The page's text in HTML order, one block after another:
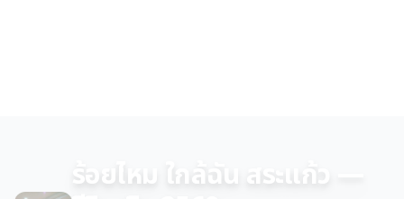
ร้อยไหม ใกล้ฉัน สระแก้ว —